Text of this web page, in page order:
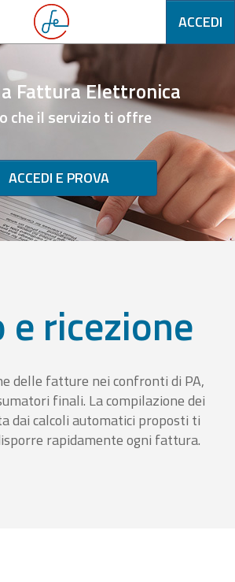
ACCEDI
Fattura Elettronica
che il servizio ti offre
ACCEDI E PROVA
e ricezione
delle fatture nei confronti di PA,
finali. La compilazione dei
dai calcoli automatici proposti ti
rapidamente ogni fattura.